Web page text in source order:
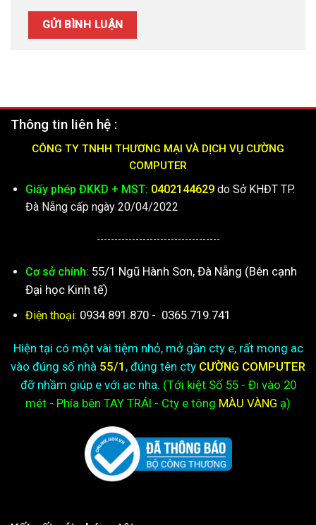
Thông tin liên hệ :
CÔNG TY TNHH THƯƠNG MẠI VÀ DỊCH VỤ CƯỜNG
COMPUTER
Giấy phép ĐKKD + MST: 0402144629do Sở KHĐT TP.
Đà Nẵng cấp ngày 20/04/2022
-----------------------------------
Cơ sở chính: 55/1 Ngũ Hành Sơn, Đà Nẵng (Bên cạnh
Đại học Kinh tế)
Điện thoại: 0934.891.870 - 0365.719.741
Hiện tại có một vài tiệm nhỏ, mở gần cty e, rất mong ac
vào đúng số nhà 55/1 , đúng tên cty CƯỜNG COMPUTER
đỡ nhầm giúp e với ac nha. (Tới kiệtSố 55 - Đi vào 20
mét - Phía bên TAY TRÁI - Cty e tông MÀU VÀNG ạ)